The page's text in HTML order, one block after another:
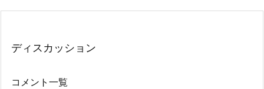
ディスカッション
コメント一覧